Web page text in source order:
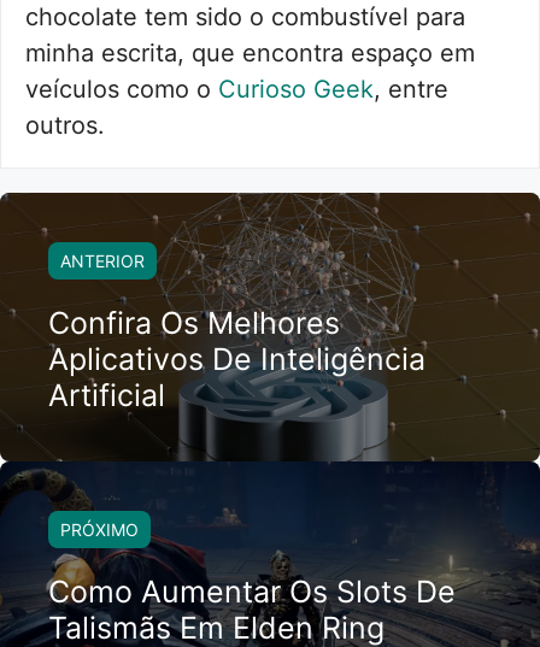
chocolate tem sido o combustível para
minha escrita, que encontra espaço em
veículos como o Curioso Geek, entre
outros.
ANTERIOR
Confira Os Melhores
Aplicativos De Inteligência
Artificial
PRÓXIMO
Como Aumentar Os Slots De
Talismãs Em Elden Ring